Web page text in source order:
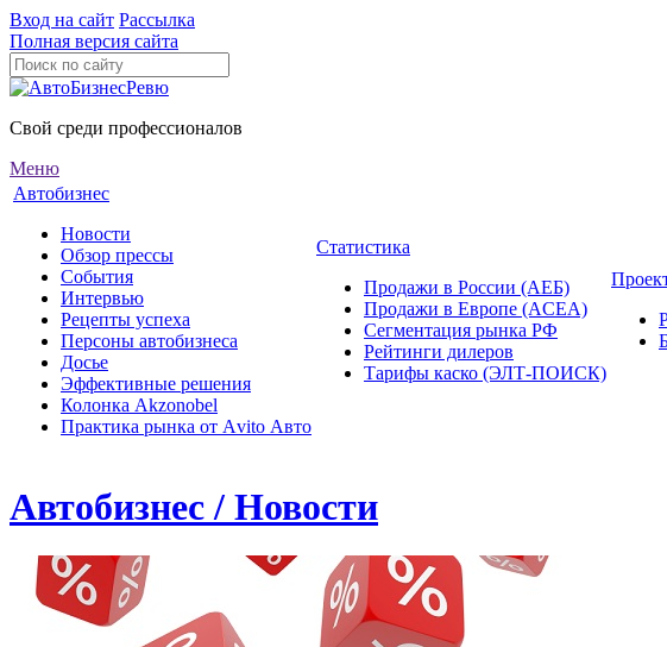
Вход на сайт Рассылка
Полная версия сайта
Свой среди профессионалов
Меню
Автобизнес
Новости
Обзор прессы
События
Интервью
Рецепты успеха
Персоны автобизнеса
Досье
Эффективные решения
Колонка Akzonobel
Практика рынка от Аvito Авто
Статистика
Продажи в России (АЕБ)
Продажи в Европе (ACEA)
Сегментация рынка РФ
Рейтинги дилеров
Тарифы каско (ЭЛТ-ПОИСК)
Автобизнес / Новости